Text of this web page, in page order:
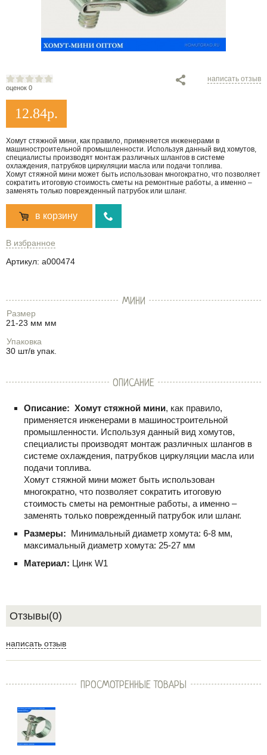
оценок 0
написать отзыв
12.84р.
Хомут стяжной мини, как правило, применяется инженерами в
машиностроительной промышленности. Используя данный вид хомутов,
специалисты производят монтаж различных шлангов в системе
охлаждения, патрубков циркуляции масла или подачи топлива.
Хомут стяжной мини может быть использован многократно, что позволяет
сократить итоговую стоимость сметы на ремонтные работы, а именно –
заменять только поврежденный патрубок или шланг.
в корзину
В избранное
Артикул: a000474
МИНИ
Размер
21-23 мм мм
Упаковка
30 шт/в упак.
ОПИСАНИЕ
Описание: Хомут стяжной мини, как правило,
применяется инженерами в машиностроительной
промышленности. Используя данный вид хомутов,
специалисты производят монтаж различных шлангов в
системе охлаждения, патрубков циркуляции масла или
подачи топлива.
Хомут стяжной мини может быть использован
многократно, что позволяет сократить итоговую
стоимость сметы на ремонтные работы, а именно –
заменять только поврежденный патрубок или шланг.
Размеры: Минимальный диаметр хомута: 6-8 мм,
максимальный диаметр хомута: 25-27 мм
Материал: Цинк W1
Отзывы(0)
написать отзыв
ПРОСМОТРЕННЫЕ ТОВАРЫ